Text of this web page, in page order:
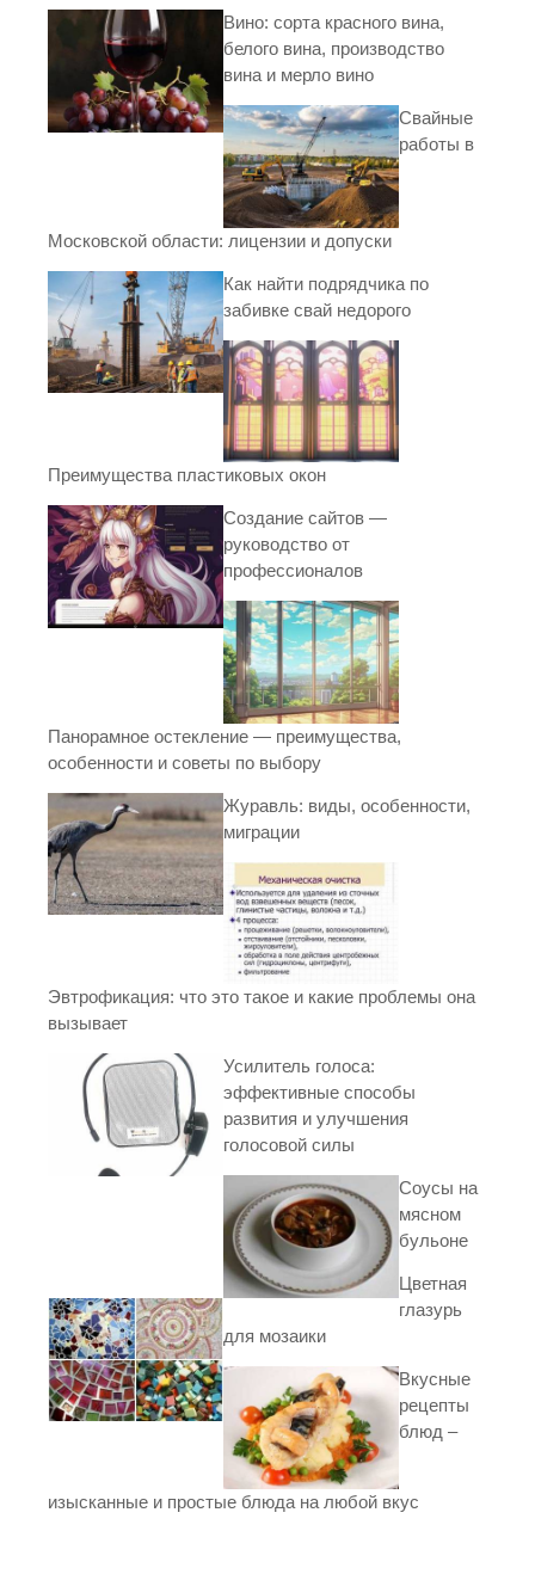
Вино: сорта красного вина,
белого вина, производство
вина и мерло вино
Свайные
работы в
Московской области: лицензии и допуски
Как найти подрядчика по
забивке свай недорого
Преимущества пластиковых окон
Создание сайтов —
руководство от
профессионалов
Панорамное остекление — преимущества,
особенности и советы по выбору
Журавль: виды, особенности,
миграции
Эвтрофикация: что это такое и какие проблемы она
вызывает
Усилитель голоса:
эффективные способы
развития и улучшения
голосовой силы
Соусы на
мясном
бульоне
Цветная
глазурь
для мозаики
Вкусные
рецепты
блюд –
изысканные и простые блюда на любой вкус